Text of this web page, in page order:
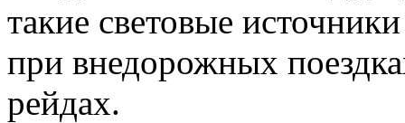
такие световые
при внедорожных
рейдах.